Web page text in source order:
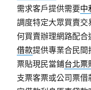
需求客戶提供需要中
調度特定大眾買賣交
何買賣辦理網路配合
借款提供專業合民間
票貼現民當鋪台北票
支票客票或公司票借